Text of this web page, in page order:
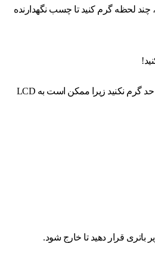
چند لحظه گرم کنید تا چسب نگهدارنده
مرکز صفحه نمایش را بیش از حد گرم نکنید زیرا ممکن است به LCD
باتری قرار دهید تا خارج شود.